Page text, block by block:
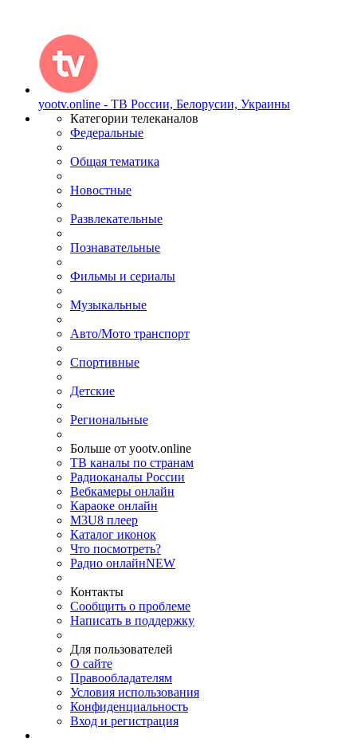
yootv.online - ТВ России, Белорусии, Украины
Категории телеканалов
Федеральные
Общая тематика
Новостные
Развлекательные
Познавательные
Фильмы и сериалы
Музыкальные
Авто/Мото транспорт
Спортивные
Детские
Региональные
Больше от yootv.online
ТВ каналы по странам
Радиоканалы России
Вебкамеры онлайн
Караоке онлайн
M3U8 плеер
Каталог иконок
Что посмотреть?
Радио онлайнNEW
Контакты
Сообщить о проблеме
Написать в поддержку
Для пользователей
О сайте
Правообладателям
Условия использования
Конфиденциальность
Вход и регистрация